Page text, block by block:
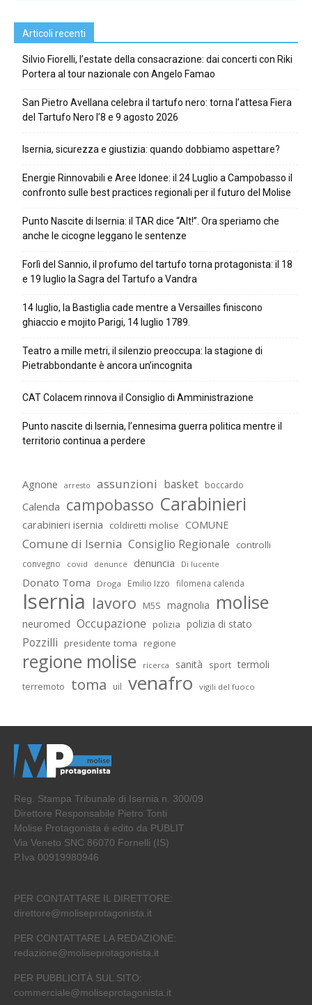
Articoli recenti
Silvio Fiorelli, l’estate della consacrazione: dai concerti con Riki
Portera al tour nazionale con Angelo Famao
San Pietro Avellana celebra il tartufo nero: torna l’attesa Fiera
del Tartufo Nero l’8 e 9 agosto 2026
Isernia, sicurezza e giustizia: quando dobbiamo aspettare?
Energie Rinnovabili e Aree Idonee: il 24 Luglio a Campobasso il
confronto sulle best practices regionali per il futuro del Molise
Punto Nascite di Isernia: il TAR dice “Alt!”. Ora speriamo che
anche le cicogne leggano le sentenze
Forlì del Sannio, il profumo del tartufo torna protagonista: il 18
e 19 luglio la Sagra del Tartufo a Vandra
14 luglio, la Bastiglia cade mentre a Versailles finiscono
ghiaccio e mojito Parigi, 14 luglio 1789.
Teatro a mille metri, il silenzio preoccupa: la stagione di
Pietrabbondante è ancora un’incognita
CAT Colacem rinnova il Consiglio di Amministrazione
Punto nascite di Isernia, l’ennesima guerra politica mentre il
territorio continua a perdere
Agnone arresto assunzioni basket boccardo
Calenda campobasso Carabinieri
carabinieri isernia coldiretti molise COMUNE
Comune di Isernia Consiglio Regionale controlli
convegno covid denunce denuncia Di lucente
Donato Toma Droga Emilio Izzo filomena calenda
Isernia lavoro M5S magnolia molise
neuromed Occupazione polizia polizia di stato
Pozzilli presidente toma regione
regione molise ricerca sanità sport termoli
terremoto toma uil venafro vigili del fuoco
Reg. Stampa Tribunale di Isernia n. 300/09
Direttore Responsabile Pietro Tonti
Molise Protagonista è edito da PUBLIT
Via Veneto SNC 86070 Fornelli (IS)
P.Iva 00919980946
PER CONTATTARE IL DIRETTORE:
direttore@moliseprotagonista.it
PER CONTATTARE LA REDAZIONE:
redazione@moliseprotagonista.it
PER PUBBLICITÀ SUL SITO:
commerciale@moliseprotagonista.it